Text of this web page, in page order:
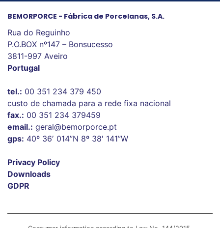
BEMORPORCE - Fábrica de Porcelanas, S.A.
Rua do Reguinho
P.O.BOX nº147 – Bonsucesso
3811-997 Aveiro
Portugal
tel.: 00 351 234 379 450
custo de chamada para a rede fixa nacional
fax.: 00 351 234 379459
email.: geral@bemorporce.pt
gps: 40º 36′ 014”N 8º 38′ 141”W
Privacy Policy
Downloads
GDPR